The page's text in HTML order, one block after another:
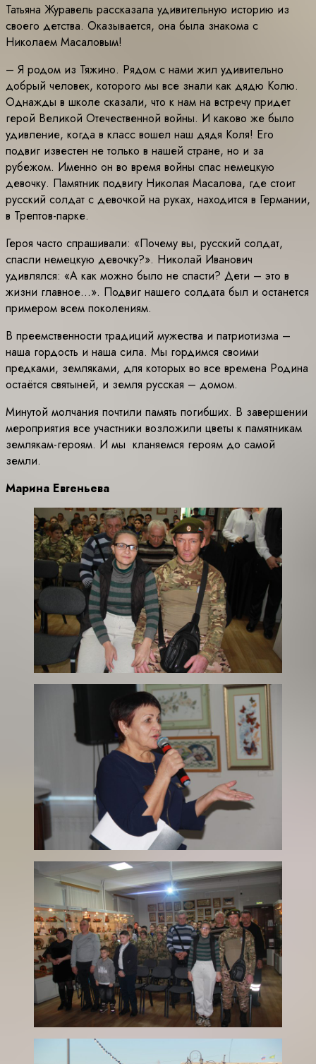
Татьяна Журавель рассказала удивительную историю из
своего детства. Оказывается, она была знакома с
Николаем Масаловым!
– Я родом из Тяжино. Рядом с нами жил удивительно
добрый человек, которого мы все знали как дядю Колю.
Однажды в школе сказали, что к нам на встречу придет
герой Великой Отечественной войны. И каково же было
удивление, когда в класс вошел наш дядя Коля! Его
подвиг известен не только в нашей стране, но и за
рубежом. Именно он во время войны спас немецкую
девочку. Памятник подвигу Николая Масалова, где стоит
русский солдат с девочкой на руках, находится в Германии,
в Трептов-парке.
Героя часто спрашивали: «Почему вы, русский солдат,
спасли немецкую девочку?». Николай Иванович
удивлялся: «А как можно было не спасти? Дети – это в
жизни главное…». Подвиг нашего солдата был и останется
примером всем поколениям.
В преемственности традиций мужества и патриотизма –
наша гордость и наша сила. Мы гордимся своими
предками, земляками, для которых во все времена Родина
остаётся святыней, и земля русская – домом.
Минутой молчания почтили память погибших. В завершении
мероприятия все участники возложили цветы к памятникам
землякам-героям. И мы кланяемся героям до самой
земли.
Марина Евгеньева